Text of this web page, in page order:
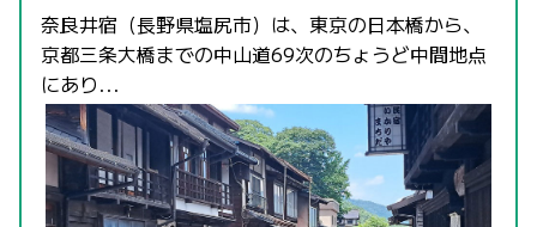
奈良井宿（長野県塩尻市）は、東京の日本橋から、
京都三条大橋までの中山道69次のちょうど中間地点
にあり...